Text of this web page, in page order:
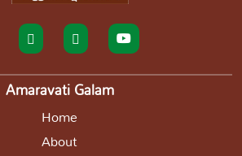
Amaravati Galam
Home
About